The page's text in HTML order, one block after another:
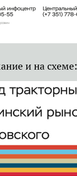
и на схеме: